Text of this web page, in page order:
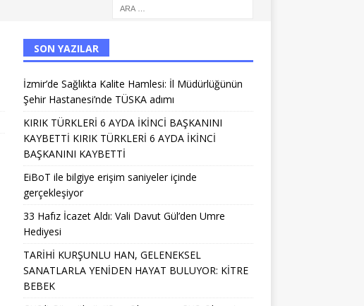
SON YAZILAR
İzmir’de Sağlıkta Kalite Hamlesi: İl Müdürlüğünün
Şehir Hastanesi’nde TÜSKA adımı
KIRIK TÜRKLERİ 6 AYDA İKİNCİ BAŞKANINI
KAYBETTİ KIRIK TÜRKLERİ 6 AYDA İKİNCİ
BAŞKANINI KAYBETTİ
EiBoT ile bilgiye erişim saniyeler içinde
gerçekleşiyor
33 Hafız İcazet Aldı: Vali Davut Gül’den Umre
Hediyesi
TARİHİ KURŞUNLU HAN, GELENEKSEL
SANATLARLA YENİDEN HAYAT BULUYOR: KİTRE
BEBEK